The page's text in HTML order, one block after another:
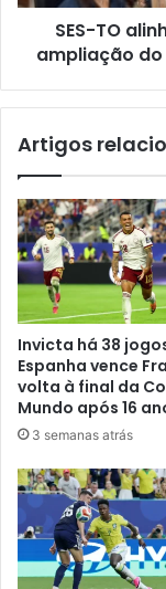
SES-TO
ampliação
Artigos
Invicta há 38
Espanha vence
volta à final da
Mundo após 16
3 semanas atrás